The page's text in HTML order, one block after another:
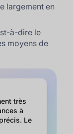
largement en
à-dire le
moyens de
très
à
Le